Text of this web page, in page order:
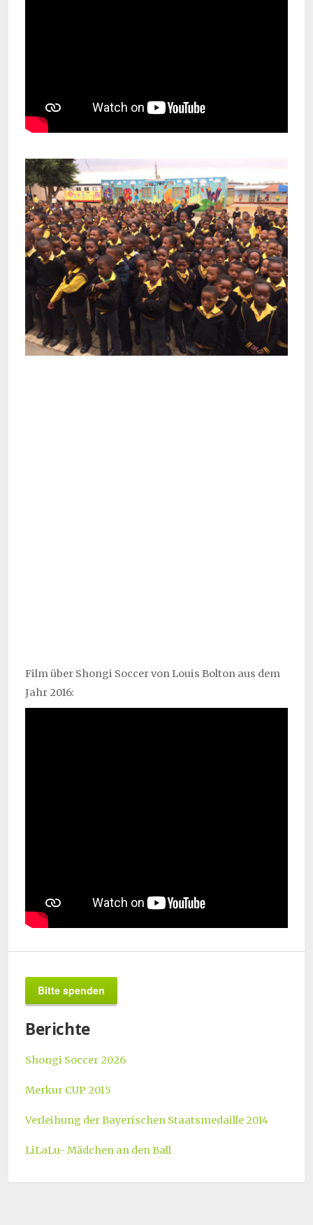
Film über Shongi Soccer von Louis Bolton aus dem
Jahr 2016:
Bitte spenden
Berichte
Shongi Soccer 2026
Merkur CUP 2015
Verleihung der Bayerischen Staatsmedaille 2014
LiLaLu- Mädchen an den Ball